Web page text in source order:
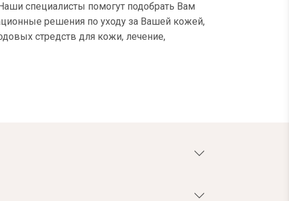
специалисты помогут подобрать Вам
решения по уходу за Вашей кожей,
стредств для кожи, лечение,